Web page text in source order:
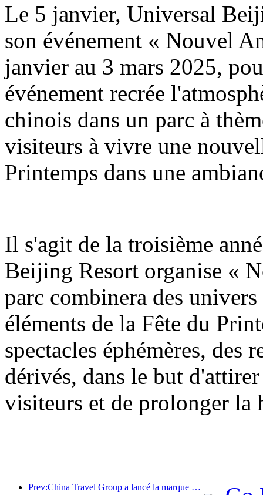
Le 5 janvier, Universal
son événement « Nouvel
janvier au 3 mars 2025,
événement recrée
chinois dans un parc à
visiteurs à vivre une
Printemps dans une
Il s'agit de la troisième
Beijing Resort organise «
parc combinera des
éléments de la Fête du
spectacles éphémères, des
dérivés, dans le but
visiteurs et de prolonger la
Prev:China Travel Group a lancé la marque « China Travel Good Times » pour se développer sur le marché du tourisme senior.